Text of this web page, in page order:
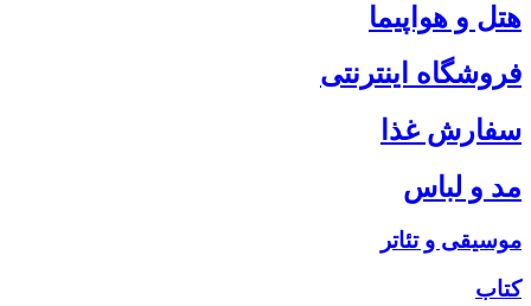
هتل و هواپیما
فروشگاه اینترنتی
سفارش غذا
مد و لباس
موسیقی و تئاتر
کتاب